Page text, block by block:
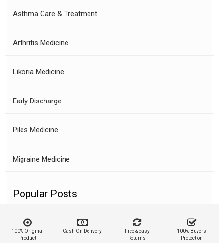
Asthma Care & Treatment
Arthritis Medicine
Likoria Medicine
Early Discharge
Piles Medicine
Migraine Medicine
Popular Posts
100% Original
Product
Cash On Delivery
Free & easy
Returns
100% Buyers
Protection